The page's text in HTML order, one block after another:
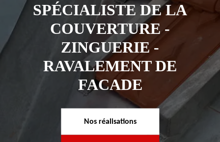
SPÉCIALISTE DE LA
COUVERTURE -
ZINGUERIE -
RAVALEMENT DE
FACADE
Nos réalisations